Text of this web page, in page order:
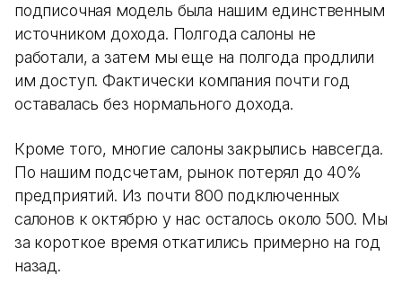
подписочная модель была нашим единственным
источником дохода. Полгода салоны не
работали, а затем мы еще на полгода продлили
им доступ. Фактически компания почти год
оставалась без нормального дохода.
Кроме того, многие салоны закрылись навсегда.
По нашим подсчетам, рынок потерял до 40%
предприятий. Из почти 800 подключенных
салонов к октябрю у нас осталось около 500. Мы
за короткое время откатились примерно на год
назад.